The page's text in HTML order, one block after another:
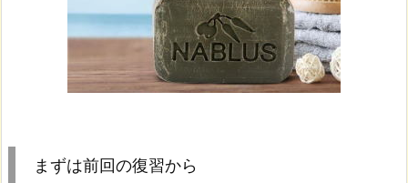
まずは前回の復習から